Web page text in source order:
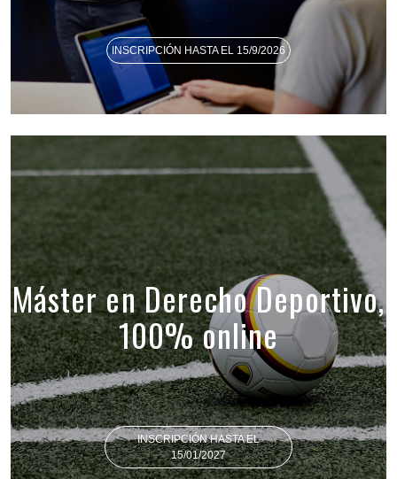
INSCRIPCIÓN HASTA EL 15/9/2026
Máster en Derecho Deportivo,
100% online
INSCRIPCIÓN HASTA EL
15/01/2027